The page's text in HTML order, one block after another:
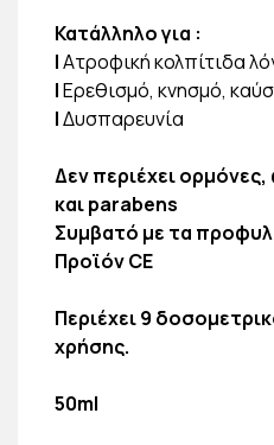
Κατάλληλο για :
|Ατροφική κολπίτιδα
|Ερεθισμό, κνησμό,
|Δυσπαρευνία
Δεν περιέχει
και parabens
Συμβατό με τα
Προϊόν CE
Περιέχει 9
χρήσης.
50ml